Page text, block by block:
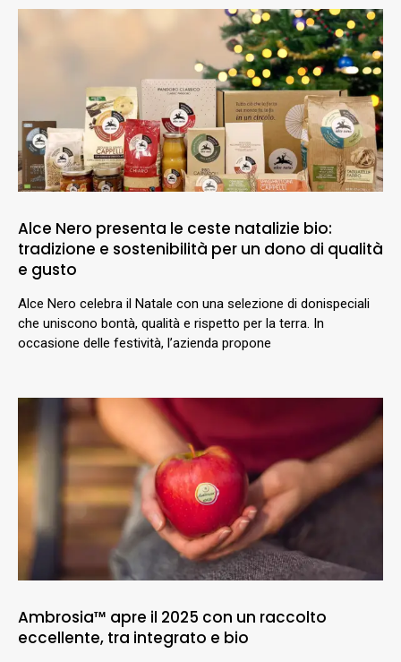
Alce Nero presenta le ceste natalizie bio:
tradizione e sostenibilità per un dono di qualità
e gusto
Alce Nero celebra il Natale con una selezione di donispeciali
che uniscono bontà, qualità e rispetto per la terra. In
occasione delle festività, l’azienda propone
Ambrosia™ apre il 2025 con un raccolto
eccellente, tra integrato e bio